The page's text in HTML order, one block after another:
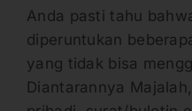
Anda pasti tahu
diperuntukan
yang tidak bisa
Diantarannya